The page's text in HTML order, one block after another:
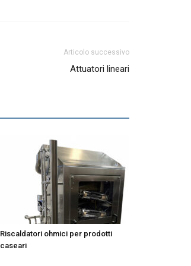
Articolo successivo
Attuatori lineari
Riscaldatori ohmici per prodotti
caseari